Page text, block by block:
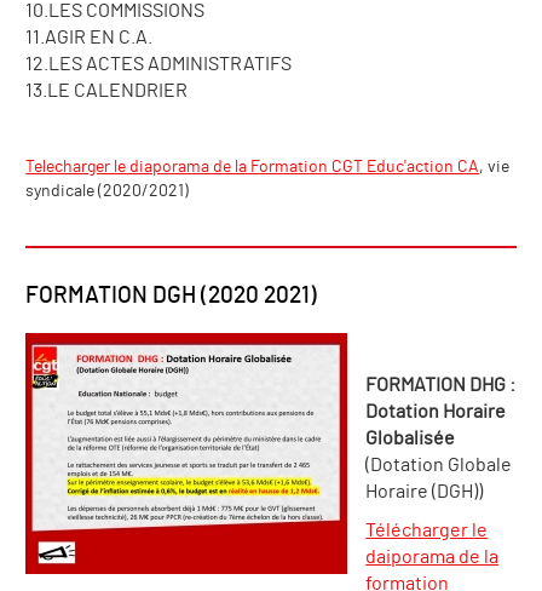
10.LES COMMISSIONS
11.AGIR EN C.A.
12.LES ACTES ADMINISTRATIFS
13.LE CALENDRIER
Telecharger le diaporama de la Formation CGT Educ'action CA, vie
syndicale (2020/2021)
FORMATION DGH (2020 2021)
FORMATION DHG :
Dotation Horaire
Globalisée
(Dotation Globale
Horaire (DGH))
Télécharger le
daiporama de la
formation